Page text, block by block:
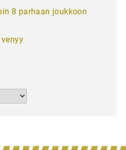
8 parhaan joukkoon